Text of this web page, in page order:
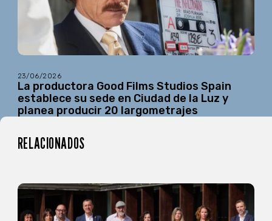
23/06/2026
La productora Good Films Studios Spain
establece su sede en Ciudad de la Luz y
planea producir 20 largometrajes
RELACIONADOS